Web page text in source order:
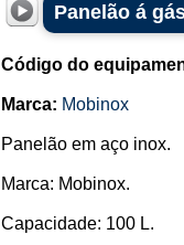
Panelão á
Código do
Marca: Mobinox
Panelão em aço inox.
Marca: Mobinox.
Capacidade: 100 L.